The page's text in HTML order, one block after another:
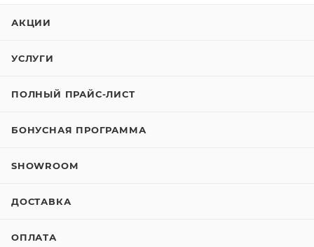
АКЦИИ
УСЛУГИ
ПОЛНЫЙ ПРАЙС-ЛИСТ
БОНУСНАЯ ПРОГРАММА
SHOWROOM
ДОСТАВКА
ОПЛАТА